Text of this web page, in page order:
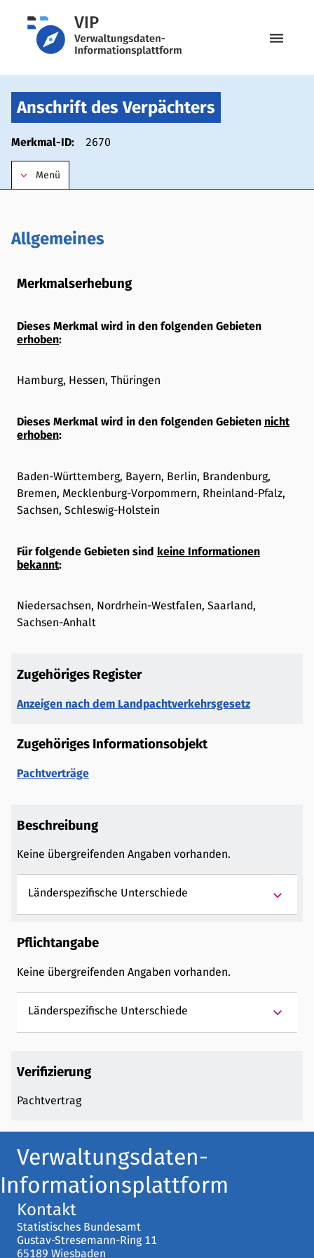
menu
Anschrift des Verpächters
Merkmal-ID: 2670
keyboard_arrow_down Menü
Allgemeines
Merkmalserhebung
Dieses Merkmal wird in den folgenden Gebieten
erhoben:
Hamburg, Hessen, Thüringen
Dieses Merkmal wird in den folgenden Gebieten nicht
erhoben:
Baden-Württemberg, Bayern, Berlin, Brandenburg,
Bremen, Mecklenburg-Vorpommern, Rheinland-Pfalz,
Sachsen, Schleswig-Holstein
Für folgende Gebieten sind keine Informationen
bekannt:
Niedersachsen, Nordrhein-Westfalen, Saarland,
Sachsen-Anhalt
Zugehöriges Register
Anzeigen nach dem Landpachtverkehrsgesetz
Zugehöriges Informationsobjekt
Pachtverträge
Beschreibung
Keine übergreifenden Angaben vorhanden.
Länderspezifische Unterschiede keyboard_arrow_down
Pflichtangabe
Keine übergreifenden Angaben vorhanden.
Länderspezifische Unterschiede keyboard_arrow_down
Verifizierung
Pachtvertrag
Verwaltungsdaten-
Informationsplattform
Kontakt
Statistisches Bundesamt
Gustav-Stresemann-Ring 11
65189 Wiesbaden